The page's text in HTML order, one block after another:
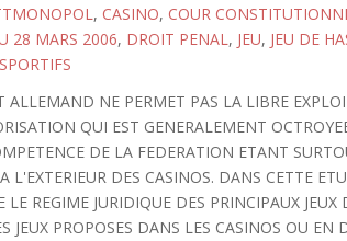
, CASINO, COUR
28 MARS 2006, DROIT PENAL, JEU, JEU DE
NE PERMET PAS LA LIBRE
QUI EST GENERALEMENT
DE LA FEDERATION ETANT
L'EXTERIEUR DES CASINOS. DANS CETTE
REGIME JURIDIQUE DES PRINCIPAUX JEUX
JEUX PROPOSES DANS LES CASINOS OU EN